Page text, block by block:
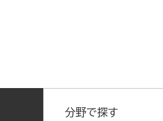
分野で探す